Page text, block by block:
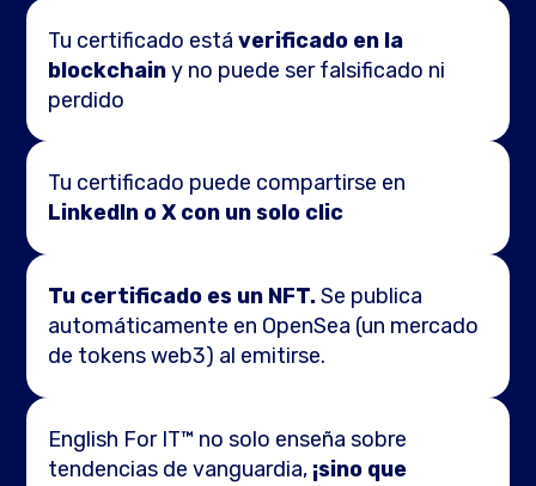
Tu certificado estáverificado en la
blockchainy no puede ser falsificado ni
perdido
Tu certificado puede compartirse en
LinkedIn o X con un solo clic
Tu certificado es un NFT.Se publica
automáticamente en OpenSea (un mercado
de tokens web3) al emitirse.
English For IT™ no solo enseña sobre
tendencias de vanguardia, ¡sino que